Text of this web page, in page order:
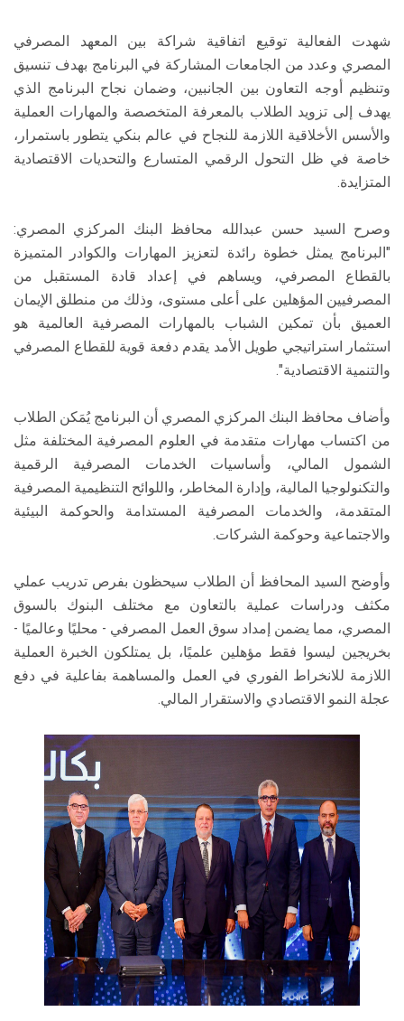
شهدت الفعالية توقيع اتفاقية شراكة بين المعهد المصرفي
المصري وعدد من الجامعات المشاركة في البرنامج بهدف تنسيق
وتنظيم أوجه التعاون بين الجانبين، وضمان نجاح البرنامج الذي
يهدف إلى تزويد الطلاب بالمعرفة المتخصصة والمهارات العملية
والأسس الأخلاقية اللازمة للنجاح في عالم بنكي يتطور باستمرار،
خاصة في ظل التحول الرقمي المتسارع والتحديات الاقتصادية
المتزايدة.
وصرح السيد حسن عبدالله محافظ البنك المركزي المصري:
"البرنامج يمثل خطوة رائدة لتعزيز المهارات والكوادر المتميزة
بالقطاع المصرفي، ويساهم في إعداد قادة المستقبل من
المصرفيين المؤهلين على أعلى مستوى، وذلك من منطلق الإيمان
العميق بأن تمكين الشباب بالمهارات المصرفية العالمية هو
استثمار استراتيجي طويل الأمد يقدم دفعة قوية للقطاع المصرفي
والتنمية الاقتصادية".
وأضاف محافظ البنك المركزي المصري أن البرنامج يُمَكن الطلاب
من اكتساب مهارات متقدمة في العلوم المصرفية المختلفة مثل
الشمول المالي، وأساسيات الخدمات المصرفية الرقمية
والتكنولوجيا المالية، وإدارة المخاطر، واللوائح التنظيمية المصرفية
المتقدمة، والخدمات المصرفية المستدامة والحوكمة البيئية
والاجتماعية وحوكمة الشركات.
وأوضح السيد المحافظ أن الطلاب سيحظون بفرص تدريب عملي
مكثف ودراسات عملية بالتعاون مع مختلف البنوك بالسوق
المصري، مما يضمن إمداد سوق العمل المصرفي - محليًا وعالميًا -
بخريجين ليسوا فقط مؤهلين علميًا، بل يمتلكون الخبرة العملية
اللازمة للانخراط الفوري في العمل والمساهمة بفاعلية في دفع
عجلة النمو الاقتصادي والاستقرار المالي.